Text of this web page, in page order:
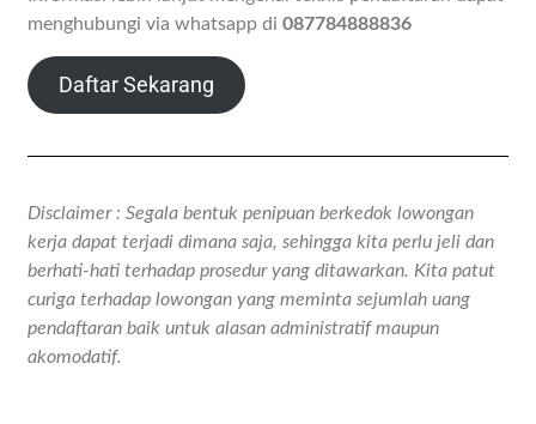
menghubungi via whatsapp di087784888836
Daftar Sekarang
Disclaimer : Segala bentuk penipuan berkedok lowongan
kerja dapat terjadi dimana saja, sehingga kita perlu jeli dan
berhati-hati terhadap prosedur yang ditawarkan. Kita patut
curiga terhadap lowongan yang meminta sejumlah uang
pendaftaran baik untuk alasan administratif maupun
akomodatif.